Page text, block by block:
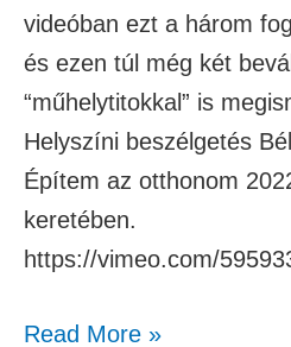
videóban ezt a három
és ezen túl még két
“műhelytitokkal” is
Helyszíni beszélgetés
Építem az otthonom
keretében.
https://vimeo.com/
Read More »